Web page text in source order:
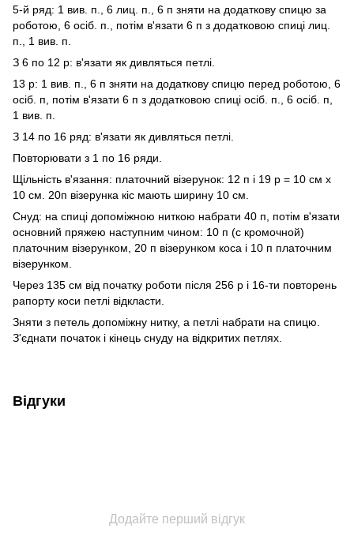
5-й ряд: 1 вив. п., 6 лиц. п., 6 п зняти на додаткову спицю за
роботою, 6 осіб. п., потім в'язати 6 п з додатковою спиці лиц.
п., 1 вив. п.
З 6 по 12 р: в'язати як дивляться петлі.
13 р: 1 вив. п., 6 п зняти на додаткову спицю перед роботою, 6
осіб. п, потім в'язати 6 п з додатковою спиці осіб. п., 6 осіб. п,
1 вив. п.
З 14 по 16 ряд: в'язати як дивляться петлі.
Повторювати з 1 по 16 ряди.
Щільність в'язання: платочний візерунок: 12 п і 19 р = 10 см х
10 см. 20п візерунка кіс мають ширину 10 см.
Снуд: на спиці допоміжною ниткою набрати 40 п, потім в'язати
основний пряжею наступним чином: 10 п (с кромочной)
платочним візерунком, 20 п візерунком коса і 10 п платочним
візерунком.
Через 135 см від початку роботи після 256 р і 16-ти повторень
рапорту коси петлі відкласти.
Зняти з петель допоміжну нитку, а петлі набрати на спицю.
З'єднати початок і кінець снуду на відкритих петлях.
Відгуки
Додайте перший відгук